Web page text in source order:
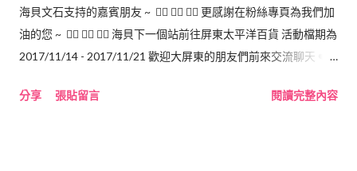
海貝文石支持的嘉賓朋友 ~ 🙇‍♂️ 🙇‍♂️ 🙇‍♂️ 更感謝在粉絲專頁為我們加
油的您 ~ 🙇‍♂️ 🙇‍♂️ 🙇‍♂️ 海貝下一個站前往屏東太平洋百貨 活動檔期為
2017/11/14 - 2017/11/21 歡迎大屏東的朋友們前來交流聊天 ❤️
平洋百貨 # 海貝創意工作室
分享 張貼留言 閱讀完整內容